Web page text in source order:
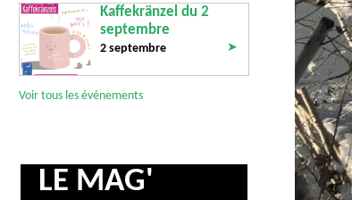
Kaffekränzel du 2
septembre
2 septembre ➤
Voir tous les événements
LE MAG'